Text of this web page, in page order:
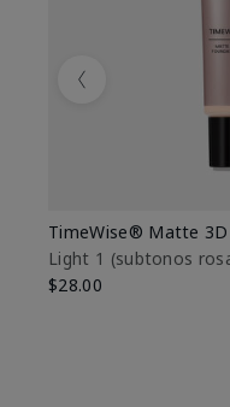
TimeWise® Matte
Light 1​ (subtonos
$28.00
Previous